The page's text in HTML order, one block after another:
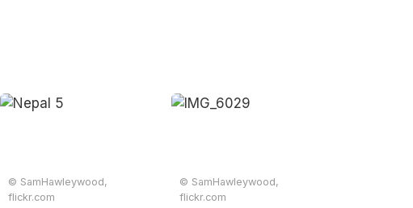
© SamHawleywood,
flickr.com
© SamHawleywood,
flickr.com